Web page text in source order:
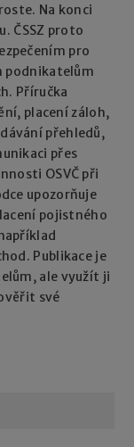
Na konci
ČSSZ proto
pro
podnikatelům
Příručka
placení záloh,
přehledů,
přes
OSVČ při
upozorňuje
pojistného
Publikace je
ale využít ji
své